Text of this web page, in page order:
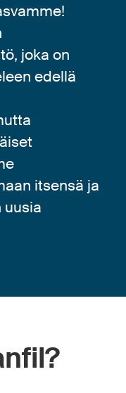
joka on
edellä
itsensä ja
uusia